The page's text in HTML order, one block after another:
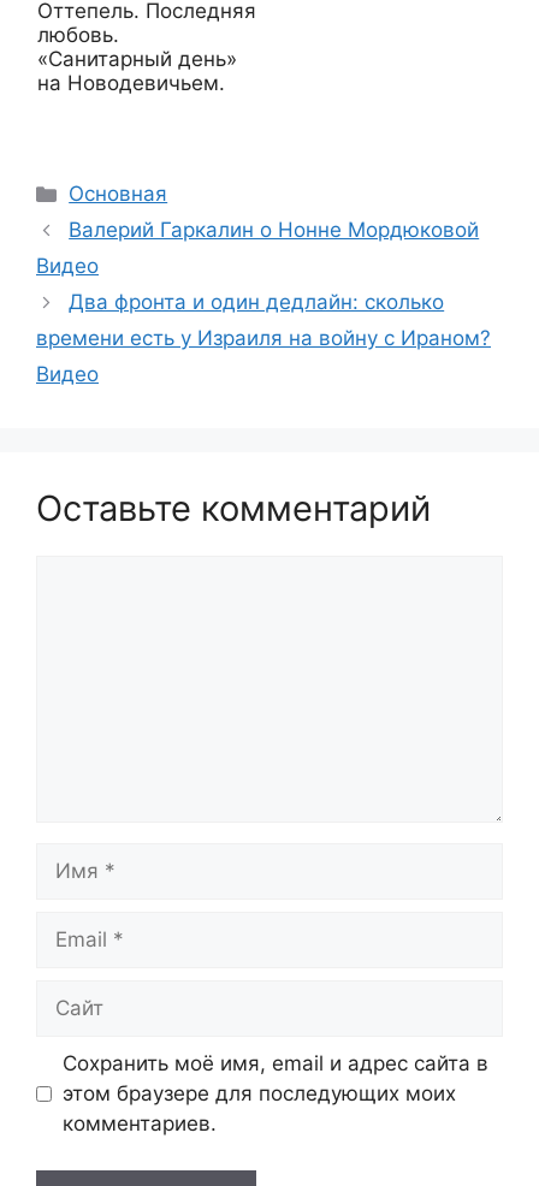
Оттепель. Последняя
любовь.
«Санитарный день»
на Новодевичьем.
Рубрики
Основная
Валерий Гаркалин о Нонне Мордюковой
Видео
Два фронта и один дедлайн: сколько
времени есть у Израиля на войну с Ираном?
Видео
Оставьте комментарий
Имя
Email
Сайт
Сохранить моё имя, email и адрес сайта в
этом браузере для последующих моих
комментариев.